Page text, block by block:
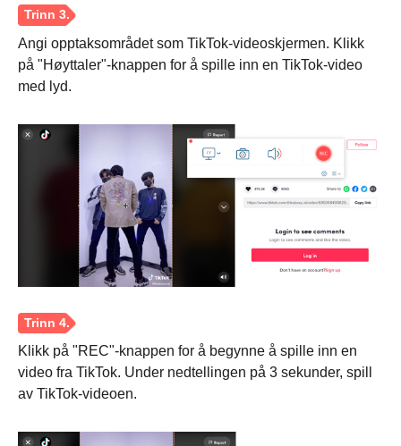
Steg 2.
Angi opptaksområdet som TikTok-videoskjermen. Klikk
på "Høyttaler"-knappen for å spille inn en TikTok-video
med lyd.
Klikk på "REC"-knappen for å begynne å spille inn en
video fra TikTok. Under nedtellingen på 3 sekunder, spill
av TikTok-videoen.